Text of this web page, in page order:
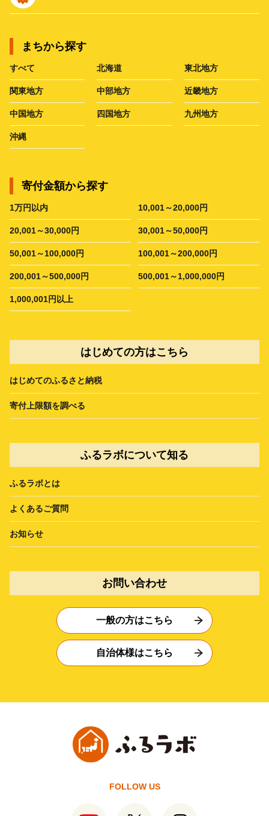
まちから探す
すべて 北海道 東北地方
関東地方 中部地方 近畿地方
中国地方 四国地方 九州地方
沖縄
寄付金額から探す
1万円以内 10,001～20,000円
20,001～30,000円 30,001～50,000円
50,001～100,000円 100,001～200,000円
200,001～500,000円 500,001～1,000,000円
1,000,001円以上
はじめての方はこちら
はじめてのふるさと納税
寄付上限額を調べる
ふるラボについて知る
ふるラボとは
よくあるご質問
お知らせ
お問い合わせ
一般の方はこちら
自治体様はこちら
FOLLOW US